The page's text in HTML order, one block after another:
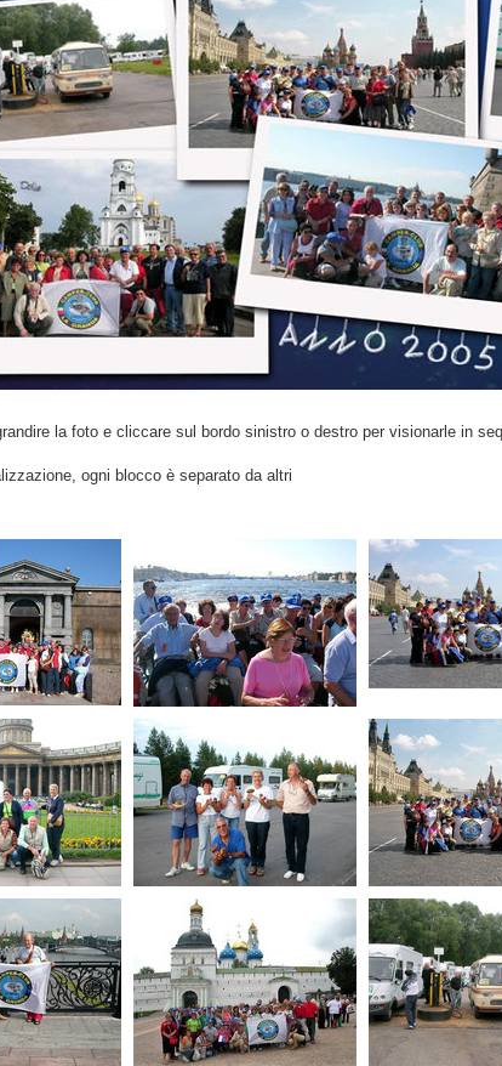
la foto e cliccare sul bordo sinistro o destro per visionarle in
ogni blocco è separato da altri